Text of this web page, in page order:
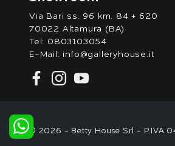
Via Bari ss. 96 km. 84 + 620
70022 Altamura (BA)
Tel: 0803103054
E-Mail: info@galleryhouse.it
© 2026 - Betty House Srl - P.IVA